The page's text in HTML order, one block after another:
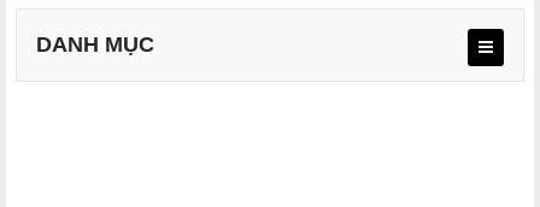
DANH MỤC